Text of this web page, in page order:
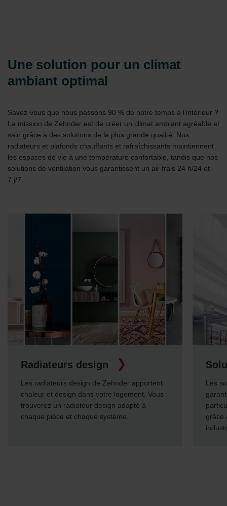
Une solution pour un climat
ambiant optimal
Savez-vous que nous passons 90 % de notre temps à l’intérieur ?
La mission de Zehnder est de créer un climat ambiant agréable et
sain grâce à des solutions de la plus grande qualité. Nos
radiateurs et plafonds chauffants et rafraîchissants maintiennent
les espaces de vie à une température confortable, tandis que nos
solutions de ventilation vous garantissent un air frais 24 h/24 et
7 j/7.
Radiateurs design
Les radiateurs design de Zehnder apportent
chaleur et design dans votre logement. Vous
trouverez un radiateur design adapté à
chaque pièce et chaque système.
Les
grâce